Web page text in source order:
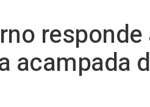
responde
acampada